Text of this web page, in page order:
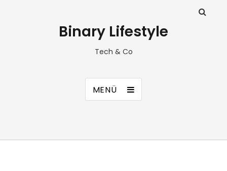
Binary Lifestyle
Tech & Co
MENÜ